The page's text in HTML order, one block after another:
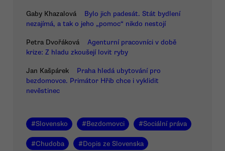
Gaby Khazalová
Bylo jich padesát. Stát bydlení
nezajímá, a tak o jeho „pomoc“ nikdo nestojí
Petra Dvořáková
Agenturní pracovníci v době
krize: Z hladu zkoušejí lovit ryby
Jan Kašpárek
Praha hledá ubytování pro
bezdomovce. Primátor Hřib chce i vyklidit
nevěstinec
#Slovensko #Bezdomovci #Sociální práva
#Chudoba #Dopis ze Slovenska